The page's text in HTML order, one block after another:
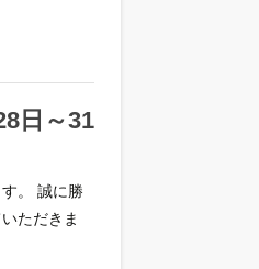
日～31
。 誠に勝
ただきま